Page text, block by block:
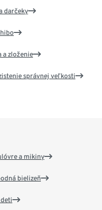
darčeky
a zloženie
správnej veľkosti
a mikiny
bielizeň